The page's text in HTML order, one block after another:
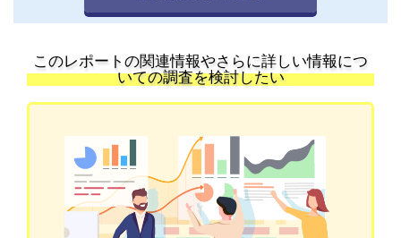
このレポートの関連情報やさらに詳しい情報につ
いての調査を検討したい